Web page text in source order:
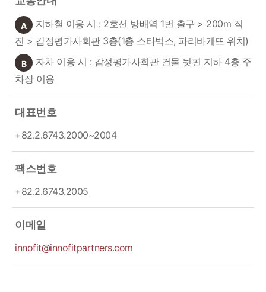
A
지하철 이용 시 : 2호선 방배역 1번 출구 > 200m 직
진 > 감정평가사회관 3층(1층 스타벅스, 파리바게뜨 위치)
B
자차 이용 시 : 감정평가사회관 건물 뒷편 지하 4층 주
차장 이용
대표번호
+82.2.6743.2000~2004
팩스번호
+82.2.6743.2005
이메일
innofit@innofitpartners.com